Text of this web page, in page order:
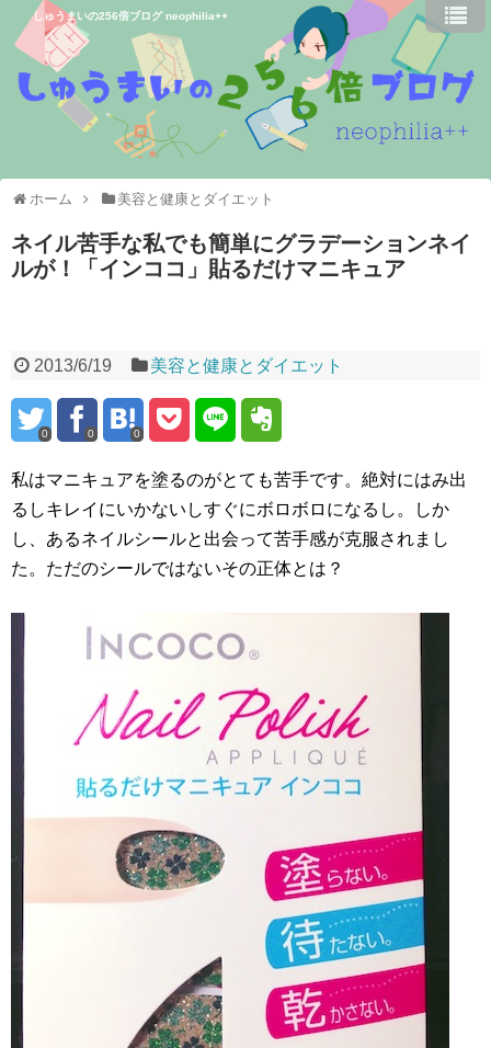
しゅうまいの256倍ブログ neophilia++
ホーム 美容と健康とダイエット
ネイル苦手な私でも簡単にグラデーションネイ
ルが！「インココ」貼るだけマニキュア
2013/6/19 美容と健康とダイエット
0 0 0
私はマニキュアを塗るのがとても苦手です。絶対にはみ出
るしキレイにいかないしすぐにボロボロになるし。しか
し、あるネイルシールと出会って苦手感が克服されまし
た。ただのシールではないその正体とは？